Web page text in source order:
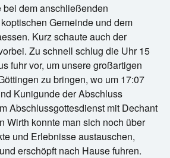
bei dem anschließenden
Gemeinde und dem
Kurz schaute auch der
Zu schnell schlug die Uhr 15
fuhr vor, um unsere großartigen
zu bringen, wo um 17:07
Kunigunde der Abschluss
Abschlussgottesdienst mit Dechant
Wirth konnte man sich noch über
und Erlebnisse austauschen,
erschöpft nach Hause fuhren.